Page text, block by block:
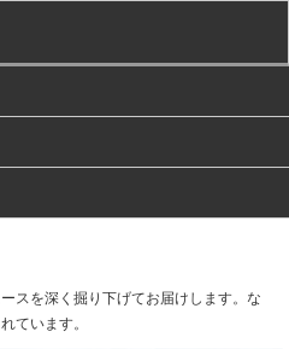
スを深く掘り下げてお届けします。な
ています。